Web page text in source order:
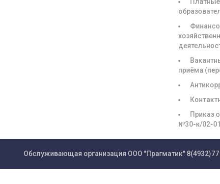
приёма
Приказ
№30-к/02-
Обслуживающая организация ООО "Прагматик"8(4932)77